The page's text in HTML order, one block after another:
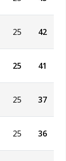
25 42
25 41
25 37
25 36